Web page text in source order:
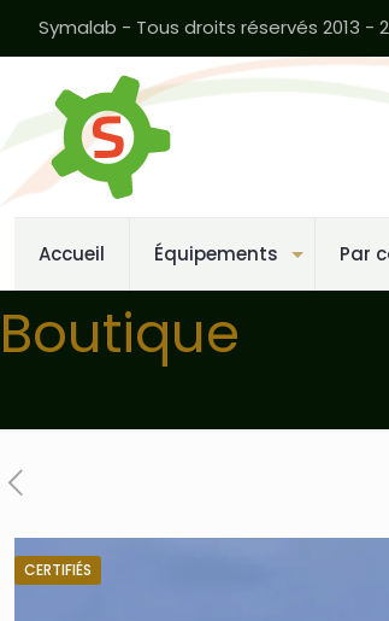
Symalab - Tous droits réservés 2013 -
Accueil Équipements Par
Boutique
CERTIFIÉS